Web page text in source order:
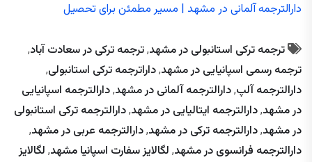
دارالترجمه آلمانی در مشهد | مسیر مطمئن برای تحصیل
ترجمه ترکی استانبولی در مشهد,ترجمه ترکی در سعادت آباد,
ترجمه رسمی اسپانیایی در مشهد,داراترجمه ترکی استانبولی,
دارالترجمه آلپ,دارالترجمه آلمانی در مشهد,دارالترجمه اسپانیایی
در مشهد,دارالترجمه ایتالیایی در مشهد,دارالترجمه ترکی استانبولی
در مشهد,دارالترجمه ترکی در مشهد,دارالترجمه عربی در مشهد,
دارالترجمه فرانسوی در مشهد, لگالایز سفارت اسپانیا مشهد, لگالایز